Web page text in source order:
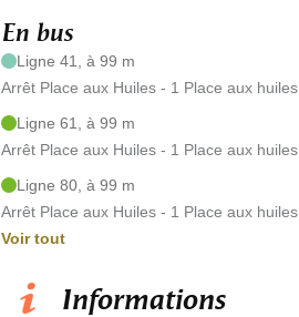
En bus
Ligne 41, à 99 m
Arrêt Place aux Huiles - 1 Place aux huiles
Ligne 61, à 99 m
Arrêt Place aux Huiles - 1 Place aux huiles
Ligne 80, à 99 m
Arrêt Place aux Huiles - 1 Place aux huiles
Voir tout
Informations